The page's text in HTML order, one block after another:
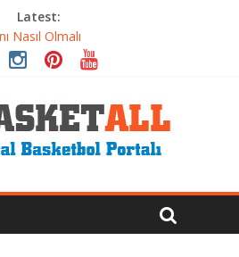
Latest:
Nasıl Olmalı
Artıran Bilimsel
Sanatının Dramatik Evrimi
Gerçek Şampiyon Kim?